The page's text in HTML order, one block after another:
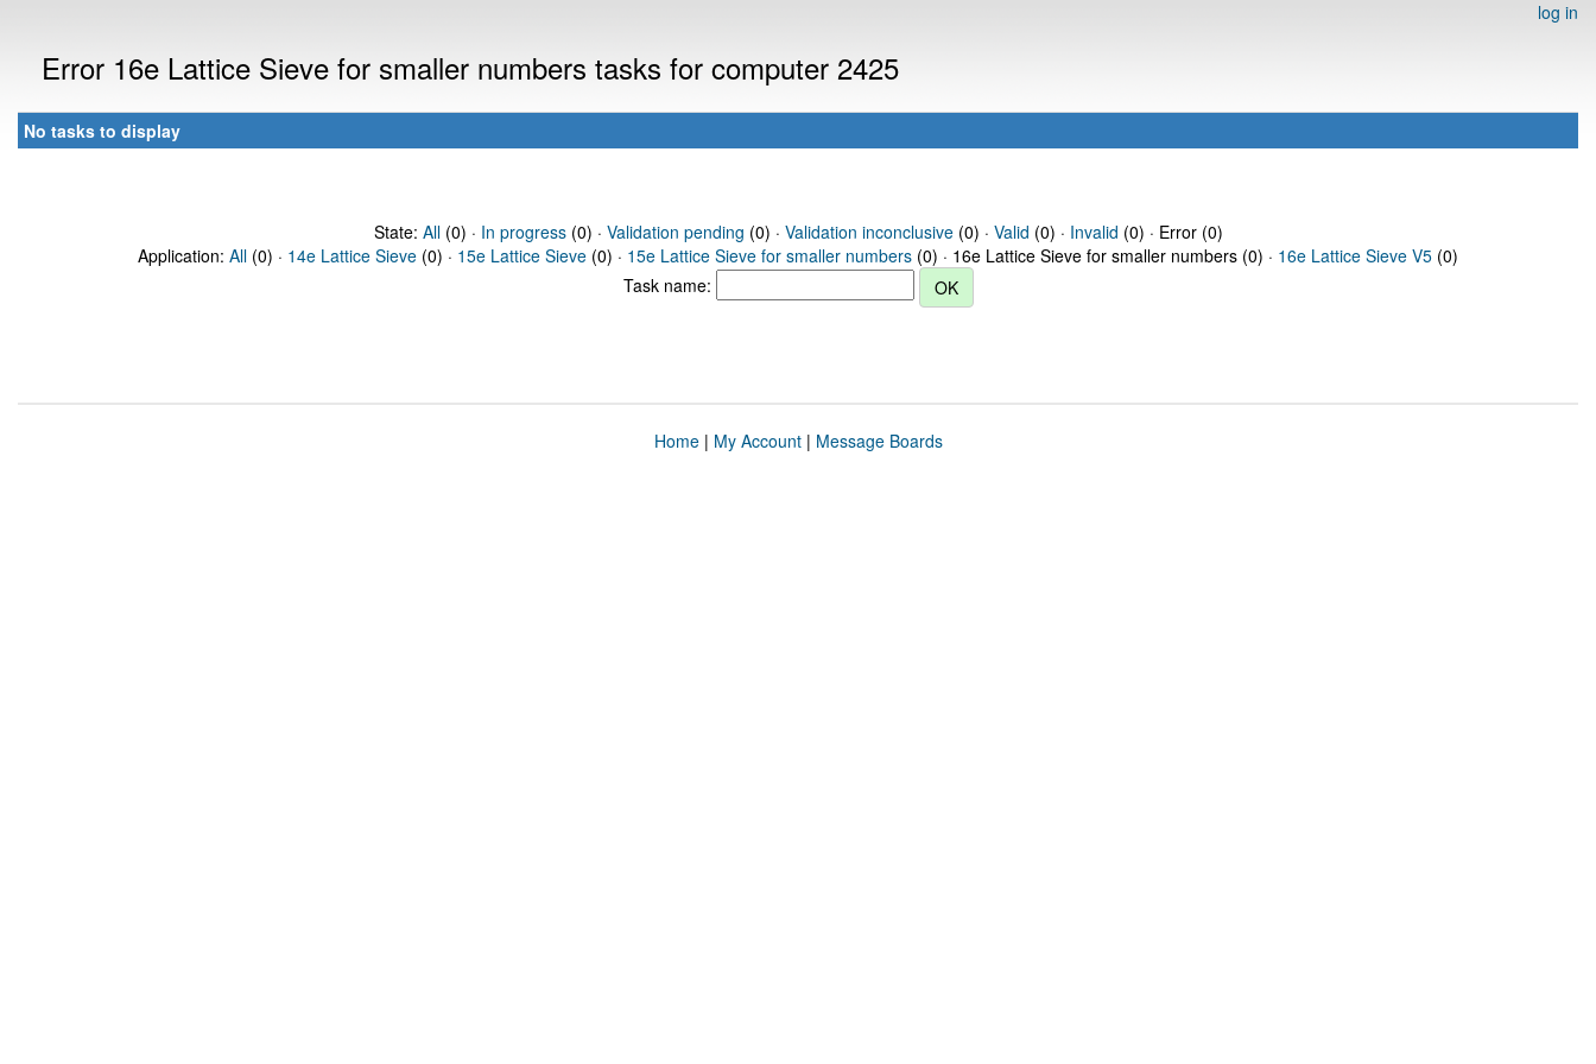
log in
Error 16e Lattice Sieve for smaller numbers tasks for computer 2425
No tasks to display
State: All(0) · In progress(0) · Validation pending (0) · Validation inconclusive(0) · Valid (0) · Invalid (0) · Error (0)
Application: All (0) · 14e Lattice Sieve (0) · 15e Lattice Sieve (0) · 15e Lattice Sieve for smaller numbers (0) · 16e Lattice Sieve for smaller numbers (0) · 16e Lattice Sieve V5 (0)
Task name:
Home| My Account| Message Boards